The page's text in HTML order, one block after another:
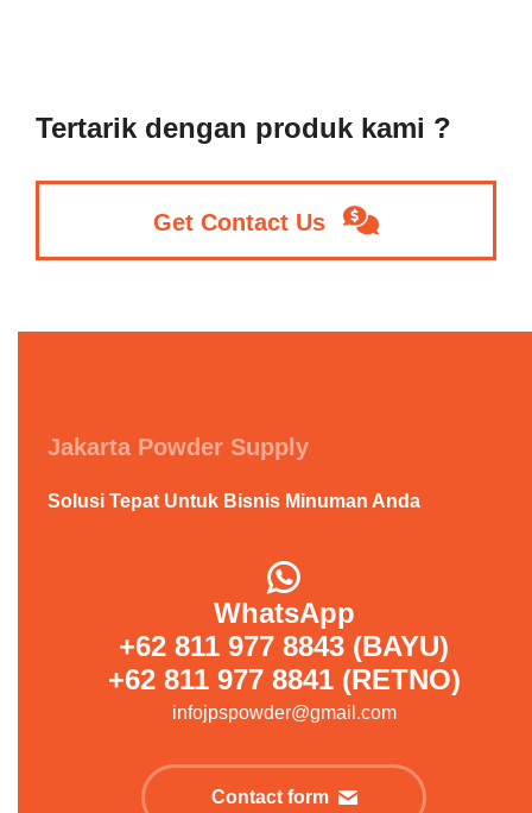
Tertarik dengan produk kami ?
Get Contact Us
Jakarta Powder Supply
Solusi Tepat Untuk Bisnis Minuman Anda
WhatsApp
+62 811 977 8843 (BAYU)
+62 811 977 8841 (RETNO)
infojpspowder@gmail.com
Contact form